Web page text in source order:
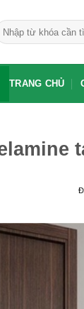
TRANG CHỦ